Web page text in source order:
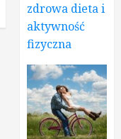
zdrowa dieta i
aktywność
fizyczna